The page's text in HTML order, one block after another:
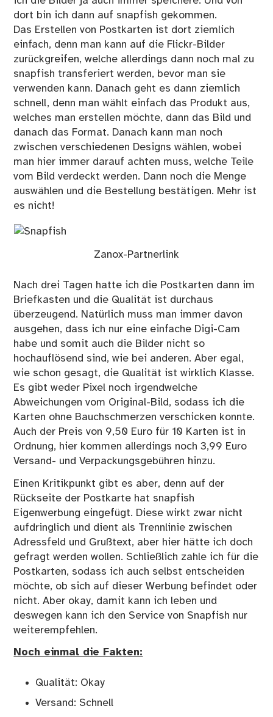
dort bin ich dann auf snapfish gekommen.
Das Erstellen von Postkarten ist dort ziemlich
einfach, denn man kann auf die Flickr-Bilder
zurückgreifen, welche allerdings dann noch mal zu
snapfish transferiert werden, bevor man sie
verwenden kann. Danach geht es dann ziemlich
schnell, denn man wählt einfach das Produkt aus,
welches man erstellen möchte, dann das Bild und
danach das Format. Danach kann man noch
zwischen verschiedenen Designs wählen, wobei
man hier immer darauf achten muss, welche Teile
vom Bild verdeckt werden. Dann noch die Menge
auswählen und die Bestellung bestätigen. Mehr ist
es nicht!
Zanox-Partnerlink
Nach drei Tagen hatte ich die Postkarten dann im
Briefkasten und die Qualität ist durchaus
überzeugend. Natürlich muss man immer davon
ausgehen, dass ich nur eine einfache Digi-Cam
habe und somit auch die Bilder nicht so
hochauflösend sind, wie bei anderen. Aber egal,
wie schon gesagt, die Qualität ist wirklich Klasse.
Es gibt weder Pixel noch irgendwelche
Abweichungen vom Original-Bild, sodass ich die
Karten ohne Bauchschmerzen verschicken konnte.
Auch der Preis von 9,50 Euro für 10 Karten ist in
Ordnung, hier kommen allerdings noch 3,99 Euro
Versand- und Verpackungsgebühren hinzu.
Einen Kritikpunkt gibt es aber, denn auf der
Rückseite der Postkarte hat snapfish
Eigenwerbung eingefügt. Diese wirkt zwar nicht
aufdringlich und dient als Trennlinie zwischen
Adressfeld und Grußtext, aber hier hätte ich doch
gefragt werden wollen. Schließlich zahle ich für die
Postkarten, sodass ich auch selbst entscheiden
möchte, ob sich auf dieser Werbung befindet oder
nicht. Aber okay, damit kann ich leben und
deswegen kann ich den Service von Snapfish nur
weiterempfehlen.
Noch einmal die Fakten:
Qualität: Okay
Versand: Schnell